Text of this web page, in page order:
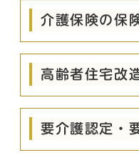
介護保険の保
高齢者住宅改
要介護認定・